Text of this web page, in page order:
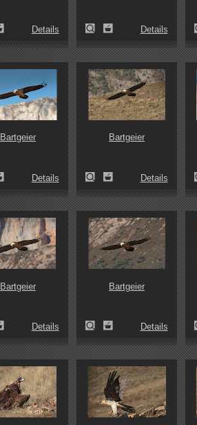
Details Details
Bartgeier
Details
Bartgeier
Details
Bartgeier
Details
Bartgeier
Details